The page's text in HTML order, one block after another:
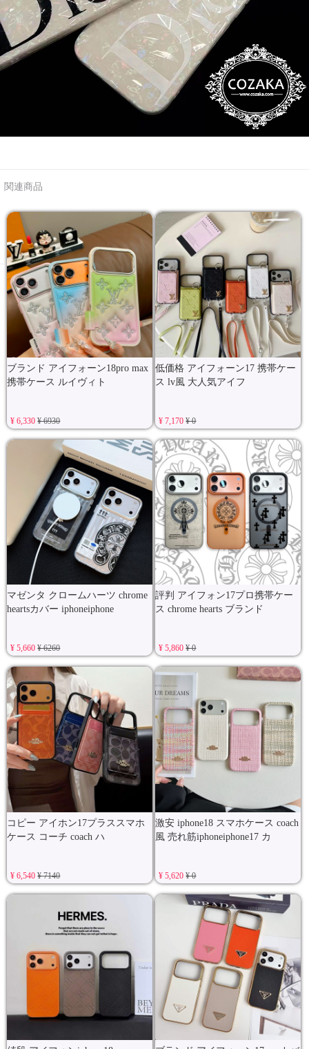
関連商品
ブランド アイフォーン18pro max
携帯ケース ルイヴィト
¥ 6,330¥ 6930
低価格 アイフォーン17 携帯ケー
ス lv風 大人気アイフ
¥ 7,170¥ 0
マゼンタ クロームハーツ chrome
heartsカバー iphoneiphone
¥ 5,660¥ 6260
評判 アイフォン17プロ携帯ケー
ス chrome hearts ブランド
¥ 5,860¥ 0
コピー アイホン17プラススマホ
ケース コーチ coach ハ
¥ 6,540¥ 7140
激安 iphone18 スマホケース coach
風 売れ筋iphoneiphone17 カ
¥ 5,620¥ 0